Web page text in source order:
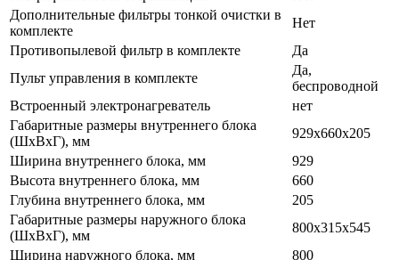
Дополнительные фильтры тонкой очистки в
комплекте
Нет
Противопылевой фильтр в комплекте
Да
Пульт управления в комплекте
Да,
беспроводной
Встроенный электронагреватель
нет
Габаритные размеры внутреннего блока
(ШхВхГ), мм
929x660x205
Ширина внутреннего блока, мм
929
Высота внутреннего блока, мм
660
Глубина внутреннего блока, мм
205
Габаритные размеры наружного блока
(ШхВхГ), мм
800x315x545
Ширина наружного блока, мм
800